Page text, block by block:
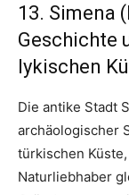
13. Simena
Geschichte
lykischen
Die antike Stadt
archäologischer
türkischen
Naturliebhaber